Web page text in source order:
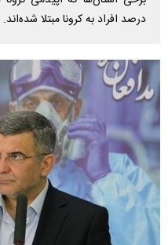
درصد افراد به کرونا مبتلا شده‌‌اند.